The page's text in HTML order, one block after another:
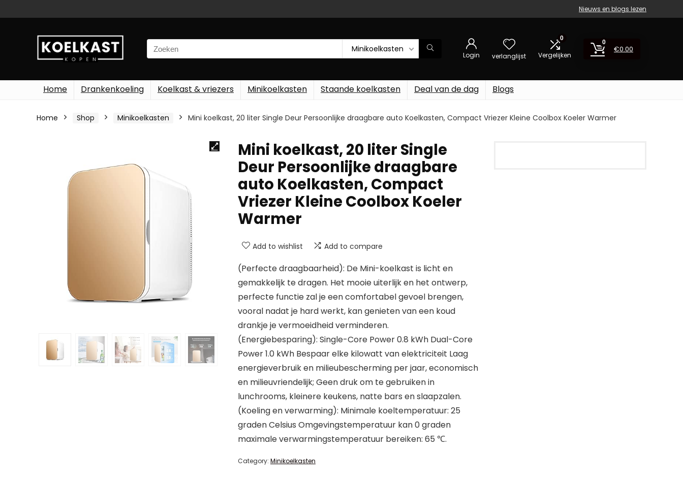
Nieuws en blogs lezen
Search
for:
Minikoelkasten
Login verlanglijst
0
Vergelijken
0
€0.00
Home Drankenkoeling Koelkast & vriezers Minikoelkasten Staande koelkasten Deal van de dag Blogs
Home Shop Minikoelkasten Mini koelkast, 20 liter Single Deur Persoonlijke draagbare auto Koelkasten, Compact Vriezer Kleine Coolbox Koeler Warmer
Mini koelkast, 20 liter Single
Deur Persoonlijke draagbare
auto Koelkasten, Compact
Vriezer Kleine Coolbox Koeler
Warmer
Add to wishlist Add to compare
(Perfecte draagbaarheid): De Mini-koelkast is licht en
gemakkelijk te dragen. Het mooie uiterlijk en het ontwerp,
perfecte functie zal je een comfortabel gevoel brengen,
vooral nadat je hard werkt, kan genieten van een koud
drankje je vermoeidheid verminderen.
(Energiebesparing): Single-Core Power 0.8 kWh Dual-Core
Power 1.0 kWh Bespaar elke kilowatt van elektriciteit Laag
energieverbruik en milieubescherming per jaar, economisch
en milieuvriendelijk; Geen druk om te gebruiken in
lunchrooms, kleinere keukens, natte bars en slaapzalen.
(Koeling en verwarming): Minimale koeltemperatuur: 25
graden Celsius Omgevingstemperatuur kan 0 graden
maximale verwarmingstemperatuur bereiken: 65 ℃.
Category: Minikoelkasten